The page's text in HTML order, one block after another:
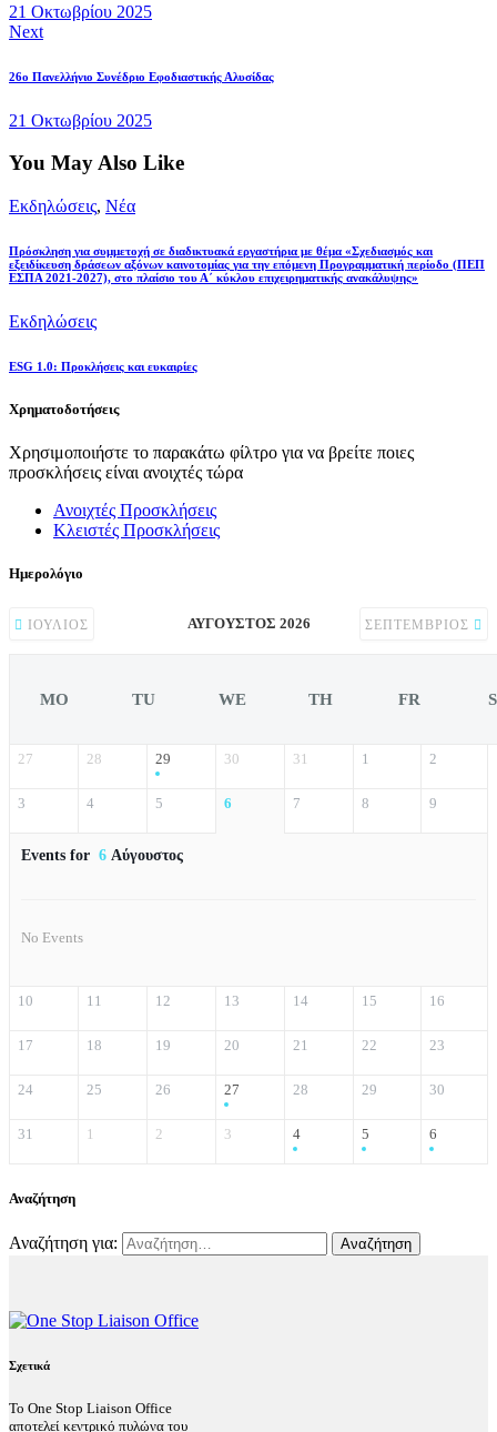
21 Οκτωβρίου 2025
Next
26ο Πανελλήνιο Συνέδριο Εφοδιαστικής Αλυσίδας
21 Οκτωβρίου 2025
You May Also Like
Εκδηλώσεις, Νέα
Πρόσκληση για συμμετοχή σε διαδικτυακά εργαστήρια με θέμα «Σχεδιασμός και
εξειδίκευση δράσεων αξόνων καινοτομίας για την επόμενη Προγραμματική περίοδο (ΠΕΠ
ΕΣΠΑ 2021-2027), στο πλαίσιο του Α΄ κύκλου επιχειρηματικής ανακάλυψης»
Εκδηλώσεις
ESG 1.0: Προκλήσεις και ευκαιρίες
Χρηματοδοτήσεις
Χρησιμοποιήστε το παρακάτω φίλτρο για να βρείτε ποιες
προσκλήσεις είναι ανοιχτές τώρα
Ανοιχτές Προσκλήσεις
Κλειστές Προσκλήσεις
Ημερολόγιο
ΙΟΎΛΙΟΣ ΑΎΓΟΥΣΤΟΣ 2026 ΣΕΠΤΈΜΒΡΙΟΣ
MO TU WE TH FR
27 28 29 30 31 1 2
3 4 5 6 7 8 9
Events for 6 Αύγουστος
No Events
10 11 12 13 14 15 16
17 18 19 20 21 22 23
24 25 26 27 28 29 30
31 1 2 3 4 5 6
Αναζήτηση
Αναζήτηση για:
Σχετικά
Το One Stop Liaison Office
αποτελεί κεντρικό πυλώνα του